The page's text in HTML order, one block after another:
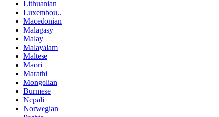
Lithuanian
Luxembou..
Macedonian
Malagasy
Malay
Malayalam
Maltese
Maori
Marathi
Mongolian
Burmese
Nepali
Norwegian